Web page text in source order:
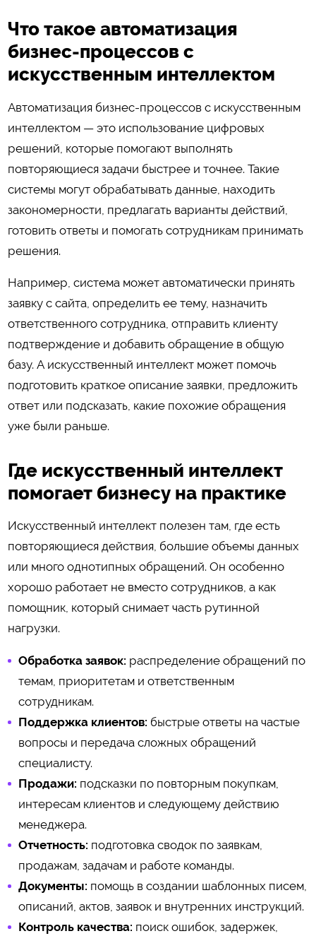
Что такое автоматизация
бизнес-процессов с
искусственным интеллектом
Автоматизация бизнес-процессов с искусственным
интеллектом — это использование цифровых
решений, которые помогают выполнять
повторяющиеся задачи быстрее и точнее. Такие
системы могут обрабатывать данные, находить
закономерности, предлагать варианты действий,
готовить ответы и помогать сотрудникам принимать
решения.
Например, система может автоматически принять
заявку с сайта, определить ее тему, назначить
ответственного сотрудника, отправить клиенту
подтверждение и добавить обращение в общую
базу. А искусственный интеллект может помочь
подготовить краткое описание заявки, предложить
ответ или подсказать, какие похожие обращения
уже были раньше.
Где искусственный интеллект
помогает бизнесу на практике
Искусственный интеллект полезен там, где есть
повторяющиеся действия, большие объемы данных
или много однотипных обращений. Он особенно
хорошо работает не вместо сотрудников, а как
помощник, который снимает часть рутинной
нагрузки.
Обработка заявок: распределение обращений по
темам, приоритетам и ответственным
сотрудникам.
Поддержка клиентов: быстрые ответы на частые
вопросы и передача сложных обращений
специалисту.
Продажи: подсказки по повторным покупкам,
интересам клиентов и следующему действию
менеджера.
Отчетность: подготовка сводок по заявкам,
продажам, задачам и работе команды.
Документы: помощь в создании шаблонных писем,
описаний, актов, заявок и внутренних инструкций.
Контроль качества: поиск ошибок, задержек,